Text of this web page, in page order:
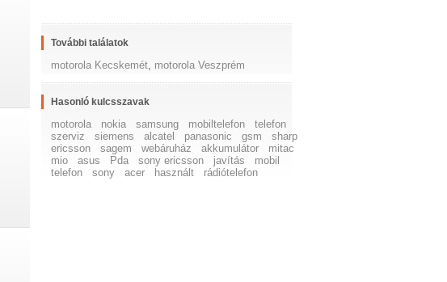
További találatok
motorola Kecskemét, motorola Veszprém
Hasonló kulcsszavak
motorola nokia samsung mobiltelefon
telefon
szerviz
siemens alcatel panasonic gsm
sharp
ericsson
sagem webáruház akkumulátor
mitac
mio
asus Pda sony ericsson javítás
mobil
telefon
sony acer használt rádiótelefon